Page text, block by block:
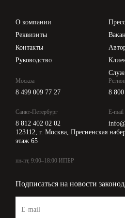
О компании
Реквизиты
Контакты
Руководство
Москва
8 499 009 77 27
Санкт-Петербург
8 812 402 02 02
8
E-mail
123112, г. Москва, Пресненская
этаж 65
пн-пт, 9:00–18:00 ИПБР
Подписаться на новости